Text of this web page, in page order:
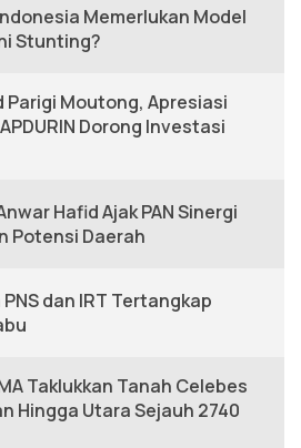
Memerlukan Model
Stunting?
Parigi Moutong, Apresiasi
Dorong Investasi
Hafid Ajak PAN Sinergi
Potensi Daerah
dan IRT Tertangkap
Taklukkan Tanah Celebes
Hingga Utara Sejauh 2740